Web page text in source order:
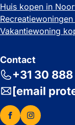
Huis kopen in
Vakantiewoning
Contact
+31 30
[email